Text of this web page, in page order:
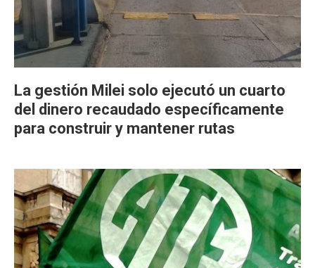
La gestión Milei solo ejecutó un cuarto
del dinero recaudado específicamente
para construir y mantener rutas